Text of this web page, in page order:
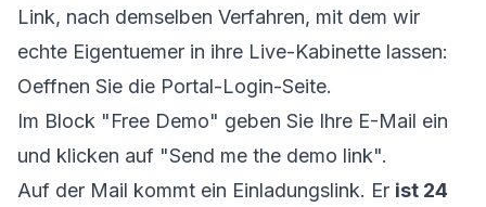
Link, nach demselben Verfahren, mit dem wir
echte Eigentuemer in ihre Live-Kabinette lassen:
Oeffnen Sie die Portal-Login-Seite.
Im Block "Free Demo" geben Sie Ihre E-Mail ein
und klicken auf "Send me the demo link".
Auf der Mail kommt ein Einladungslink. Er ist 24